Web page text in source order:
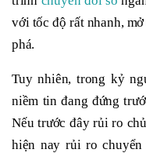
với tốc độ rất nhanh,
phá.
Tuy nhiên, trong kỷ
niềm tin đang đứng
Nếu trước đây rủi ro
hiện nay rủi ro chuyển